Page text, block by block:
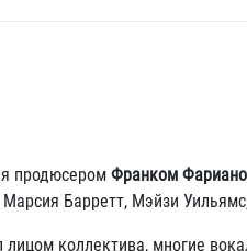
продюсером Франком
Барретт, Мэйзи
коллектива, многие